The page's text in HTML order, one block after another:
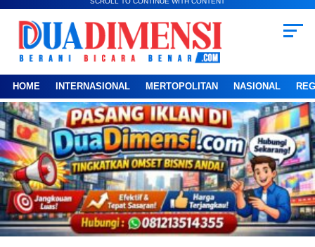
HOME INTERNASIONAL MERTOPOLITAN NASIONAL